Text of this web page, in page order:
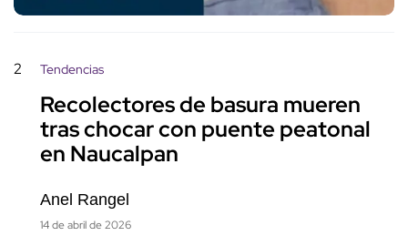
2 Tendencias
Recolectores de basura mueren
tras chocar con puente peatonal
en Naucalpan
Anel Rangel
14 de abril de 2026